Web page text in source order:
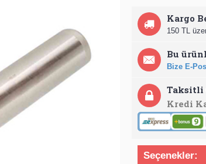
Kargo
150 TL
Bu
Bize E-
Taksitli
Kredi
Seçenekler: